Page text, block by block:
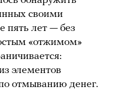
своими
пять лет — без
«отжимом»
элементов
отмыванию денег.